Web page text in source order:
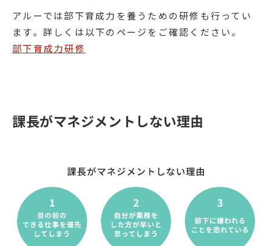
アルーでは部下育成力を養うための研修も行ってい
ます。詳しくは以下のページをご確認ください。
部下育成力研修
課長がマネジメントしない理由